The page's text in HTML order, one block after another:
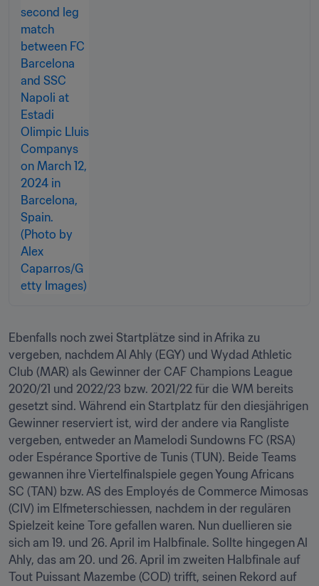
Ebenfalls noch zwei Startplätze sind in Afrika zu
vergeben, nachdem Al Ahly (EGY) und Wydad Athletic
Club (MAR) als Gewinner der CAF Champions League
2020/21 und 2022/23 bzw. 2021/22 für die WM bereits
gesetzt sind. Während ein Startplatz für den diesjährigen
Gewinner reserviert ist, wird der andere via Rangliste
vergeben, entweder an Mamelodi Sundowns FC (RSA)
oder Espérance Sportive de Tunis (TUN). Beide Teams
gewannen ihre Viertelfinalspiele gegen Young Africans
SC (TAN) bzw. AS des Employés de Commerce Mimosas
(CIV) im Elfmeterschiessen, nachdem in der regulären
Spielzeit keine Tore gefallen waren. Nun duellieren sie
sich am 19. und 26. April im Halbfinale. Sollte hingegen Al
Ahly, das am 20. und 26. April im zweiten Halbfinale auf
Tout Puissant Mazembe (COD) trifft, seinen Rekord auf